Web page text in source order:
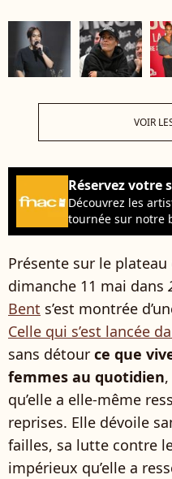
VOIR
Réservez votre
Découvrez les
tournée sur notre
Présente sur le plateau
dimanche 11 mai dans
Bent s’est montrée
Celle qui s’est lancée
sans détour ce que
femmes au quotidien
qu’elle a elle-même
reprises. Elle dévoile
failles, sa lutte contre
impérieux qu’elle a